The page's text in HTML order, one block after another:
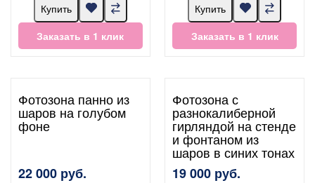
Купить
Заказать в 1 клик
Купить
Заказать в 1 клик
Фотозона панно из
шаров на голубом
фоне
22 000 руб.
Фотозона с
разнокалиберной
гирляндой на стенде
и фонтаном из
шаров в синих тонах
19 000 руб.